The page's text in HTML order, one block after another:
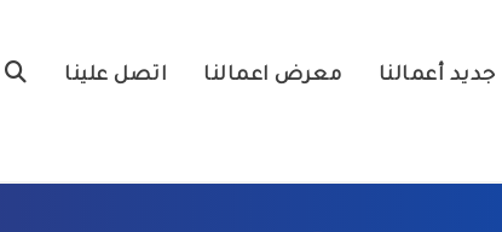
جديد أعمالنا معرض اعمالنا اتصل علينا